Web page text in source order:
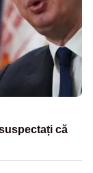
că